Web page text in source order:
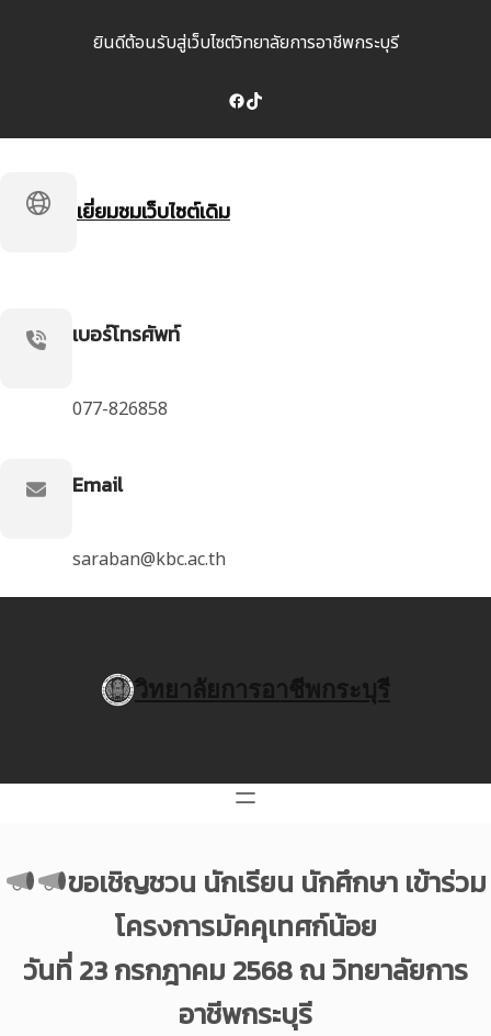
ยินดีต้อนรับสู่เว็บไซต์วิทยาลัยการอาชีพกระบุรี
Facebook TikTok
เยี่ยมชมเว็บไซต์เดิม
เบอร์โทรศัพท์
077-826858
Email
saraban@kbc.ac.th
วิทยาลัยการอาชีพกระบุรี
ขอเชิญชวน นักเรียน นักศึกษา เข้าร่วม
โครงการมัคคุเทศก์น้อย
วันที่ 23 กรกฎาคม 2568 ณ วิทยาลัยการ
อาชีพกระบุรี